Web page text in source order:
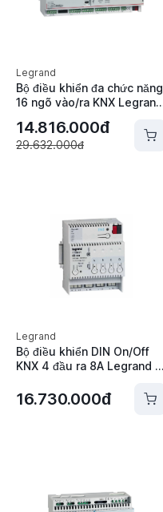
Legrand
Bộ điều khiển đa chức năng
16 ngõ vào/ra KNX Legrand
14.816.000đ
29.632.000đ
Legrand
Bộ điều khiển DIN On/Off
KNX 4 đầu ra 8A Legrand -
16.730.000đ